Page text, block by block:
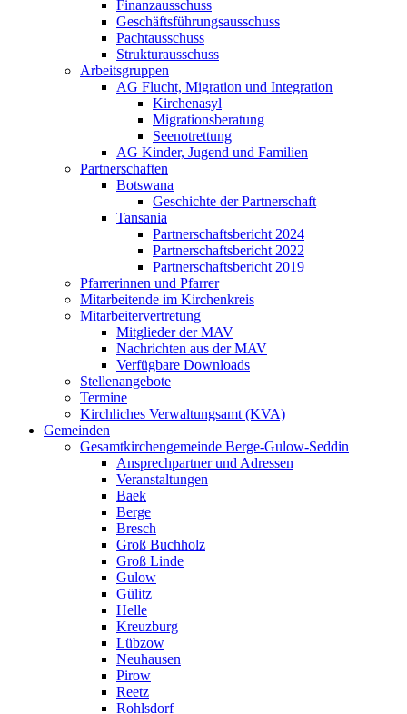
Finanzausschuss
Geschäftsführungsausschuss
Pachtausschuss
Strukturausschuss
Arbeitsgruppen
AG Flucht, Migration und Integration
Kirchenasyl
Migrationsberatung
Seenotrettung
AG Kinder, Jugend und Familien
Partnerschaften
Botswana
Geschichte der Partnerschaft
Tansania
Partnerschaftsbericht 2024
Partnerschaftsbericht 2022
Partnerschaftsbericht 2019
Pfarrerinnen und Pfarrer
Mitarbeitende im Kirchenkreis
Mitarbeitervertretung
Mitglieder der MAV
Nachrichten aus der MAV
Verfügbare Downloads
Stellenangebote
Termine
Kirchliches Verwaltungsamt (KVA)
Gemeinden
Gesamtkirchengemeinde Berge-Gulow-Seddin
Ansprechpartner und Adressen
Veranstaltungen
Baek
Berge
Bresch
Groß Buchholz
Groß Linde
Gulow
Gülitz
Helle
Kreuzburg
Lübzow
Neuhausen
Pirow
Reetz
Rohlsdorf